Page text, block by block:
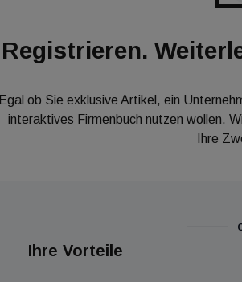
Registrieren.
Egal ob Sie exklusive Artikel, ein
interaktives Firmenbuch nutzen wollen.
Ihre
Ihre Vorteile